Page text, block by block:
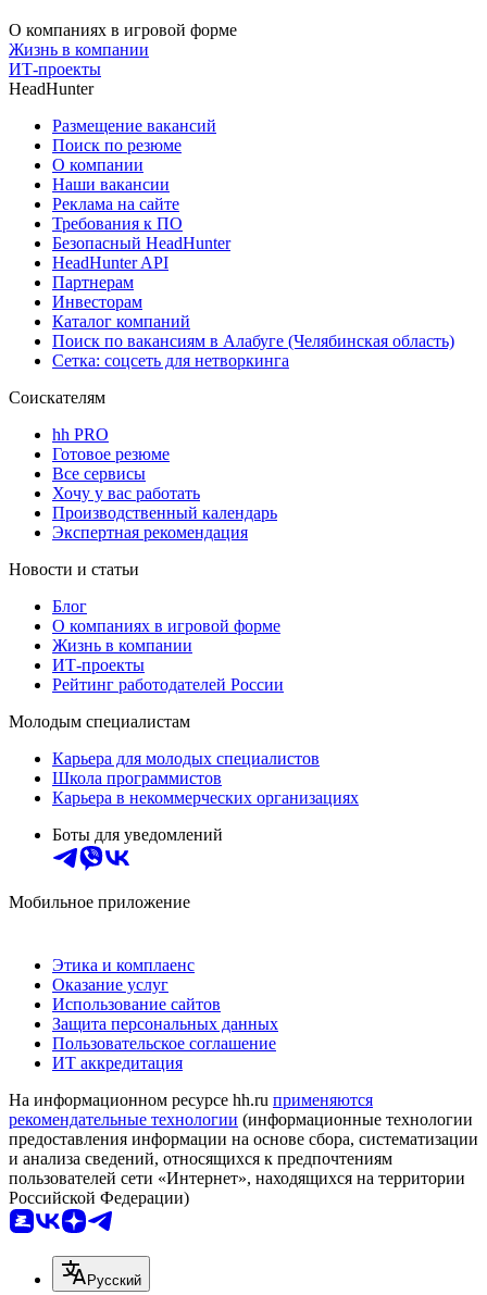
О компаниях в игровой форме
Жизнь в компании
ИТ-проекты
HeadHunter
Размещение вакансий
Поиск по резюме
О компании
Наши вакансии
Реклама на сайте
Требования к ПО
Безопасный HeadHunter
HeadHunter API
Партнерам
Инвесторам
Каталог компаний
Поиск по вакансиям в Алабуге (Челябинская область)
Сетка: соцсеть для нетворкинга
Соискателям
hh PRO
Готовое резюме
Все сервисы
Хочу у вас работать
Производственный календарь
Экспертная рекомендация
Новости и статьи
Блог
О компаниях в игровой форме
Жизнь в компании
ИТ-проекты
Рейтинг работодателей России
Молодым специалистам
Карьера для молодых специалистов
Школа программистов
Карьера в некоммерческих организациях
Боты для уведомлений
Мобильное приложение
Этика и комплаенс
Оказание услуг
Использование сайтов
Защита персональных данных
Пользовательское соглашение
ИТ аккредитация
На информационном ресурсе hh.ru применяются
рекомендательные технологии (информационные технологии
предоставления информации на основе сбора, систематизации
и анализа сведений, относящихся к предпочтениям
пользователей сети «Интернет», находящихся на территории
Российской Федерации)
Русский